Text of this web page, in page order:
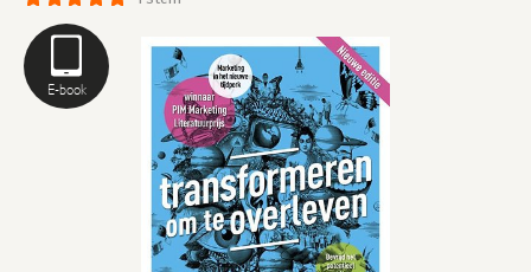
E-book